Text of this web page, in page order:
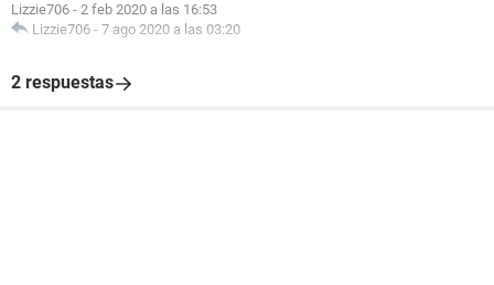
Lizzie706 - 2 feb 2020 a las 16:53
Lizzie706 - 7 ago 2020 a las 03:20
2 respuestas